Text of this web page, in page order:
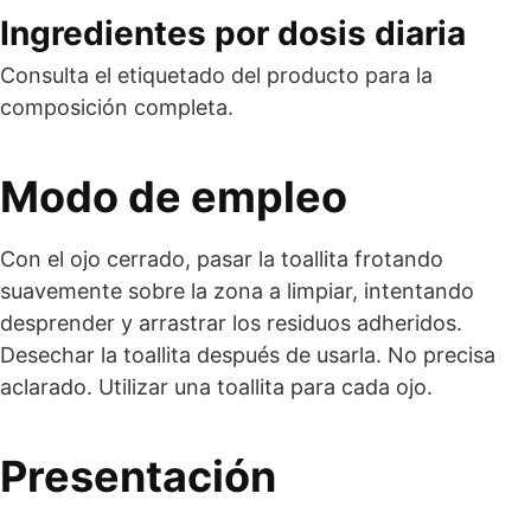
Ingredientes por dosis diaria
Consulta el etiquetado del producto para la
composición completa.
Modo de empleo
Con el ojo cerrado, pasar la toallita frotando
suavemente sobre la zona a limpiar, intentando
desprender y arrastrar los residuos adheridos.
Desechar la toallita después de usarla. No precisa
aclarado. Utilizar una toallita para cada ojo.
Presentación